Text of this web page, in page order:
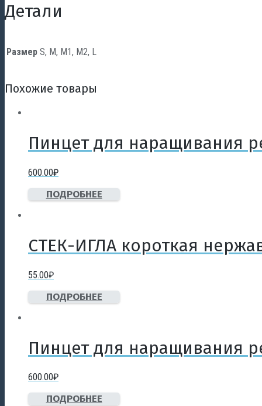
Детали
Размер S, M, M1, M2, L
Похожие товары
Пинцет для наращивания
600.00₽
ПОДРОБНЕЕ
СТЕК-ИГЛА короткая
55.00₽
ПОДРОБНЕЕ
Пинцет для наращивания
600.00₽
ПОДРОБНЕЕ